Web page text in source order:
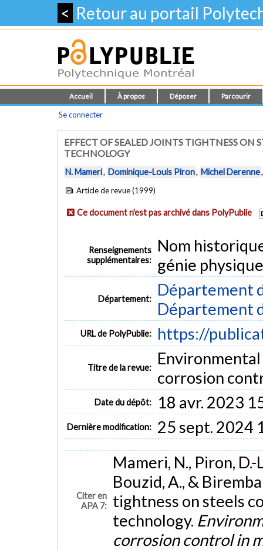
< Retour au portail
Accueil À propos Déposer Parcourir
Se connecter
EFFECT OF SEALED JOINTS TIGHTNESS ON
TECHNOLOGY
N. Mameri, Dominique-Louis Piron, Michel Derenne
Article de revue (1999)
Ce document n'est pas archivé dans PolyPublie
Renseignements
supplémentaires:
Nom
génie
Département:
Département
Département
URL de PolyPublie: https://
Titre de la revue:
corrosion
Date du dépôt: 18 avr. 2023
Dernière modification: 25 sept. 2024
Citer en
APA 7:
Mameri, N., Piron,
Bouzid, A., &
tightness on steels
technology.
corrosion control in